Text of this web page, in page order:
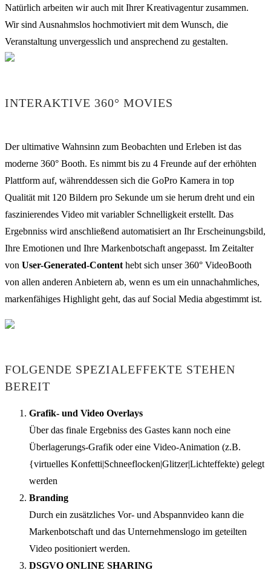
Natürlich arbeiten wir auch mit Ihrer Kreativagentur zusammen.
Wir sind Ausnahmslos hochmotiviert mit dem Wunsch, die
Veranstaltung unvergesslich und ansprechend zu gestalten.
INTERAKTIVE 360° MOVIES
Der ultimative Wahnsinn zum Beobachten und Erleben ist das
moderne 360° Booth. Es nimmt bis zu 4 Freunde auf der erhöhten
Plattform auf, währenddessen sich die GoPro Kamera in top
Qualität mit 120 Bildern pro Sekunde um sie herum dreht und ein
faszinierendes Video mit variabler Schnelligkeit erstellt. Das
Ergebnniss wird anschließend automatisiert an Ihr Erscheinungsbild,
Ihre Emotionen und Ihre Markenbotschaft angepasst. Im Zeitalter
von User-Generated-Content hebt sich unser 360° VideoBooth
von allen anderen Anbietern ab, wenn es um ein unnachahmliches,
markenfähiges Highlight geht, das auf Social Media abgestimmt ist.
FOLGENDE SPEZIALEFFEKTE STEHEN
BEREIT
Grafik- und Video Overlays
Über das finale Ergebniss des Gastes kann noch eine
Überlagerungs-Grafik oder eine Video-Animation (z.B.
{virtuelles Konfetti|Schneeflocken|Glitzer|Lichteffekte) gelegt
werden
Branding
Durch ein zusätzliches Vor- und Abspannvideo kann die
Markenbotschaft und das Unternehmenslogo im geteilten
Video positioniert werden.
DSGVO ONLINE SHARING